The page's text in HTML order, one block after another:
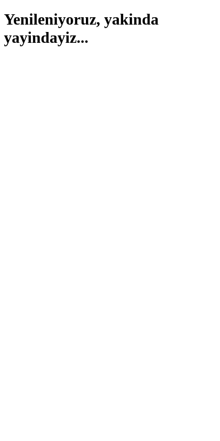
Yenileniyoruz, yakinda
yayindayiz...